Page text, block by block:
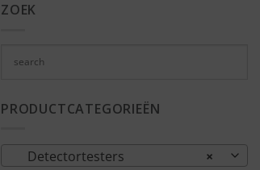
ZOEK
PRODUCTCATEGORIEËN
×
Detectortesters